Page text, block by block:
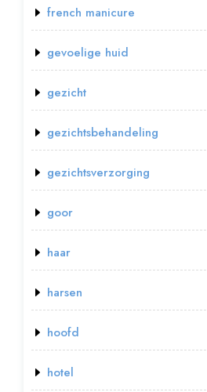
french manicure
gevoelige huid
gezicht
gezichtsbehandeling
gezichtsverzorging
goor
haar
harsen
hoofd
hotel